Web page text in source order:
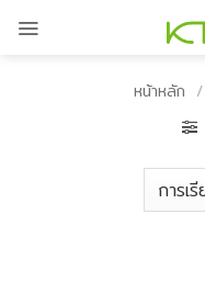
หน้าหลัก /